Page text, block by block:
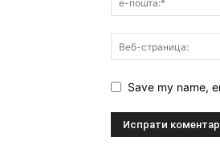
Save my name,